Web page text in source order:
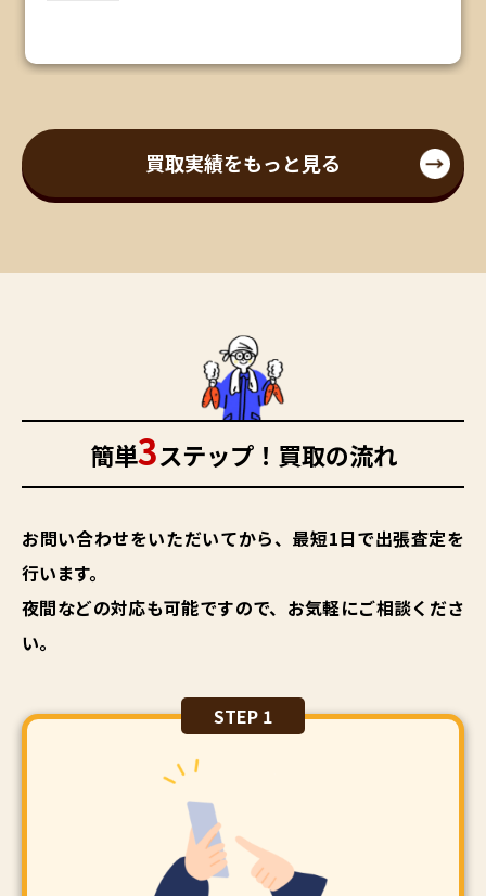
買取実績をもっと見る
簡単3ステップ！買取の流れ
お問い合わせをいただいてから、最短1日で出張査定を
行います。
夜間などの対応も可能ですので、お気軽にご相談くださ
い。
STEP 1